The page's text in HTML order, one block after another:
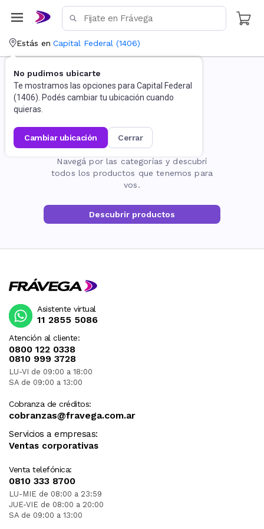
Estás en Capital Federal (1406)
No pudimos ubicarte
Te mostramos las opciones para Capital Federal
(1406). Podés cambiar tu ubicación cuando
quieras.
cambiar ubicación cerrar
La página no existe
Navegá por las categorías y descubrí
todos los productos que tenemos para
vos.
Descubrir productos
Atención al cliente:
0800 122 0338
0810 999 3728
LU-VI de 09:00 a 18:00
SA de 09:00 a 13:00
Cobranza de créditos:
cobranzas@fravega.com.ar
Servicios a empresas:
Ventas corporativas
Venta telefónica:
0810 333 8700
LU-MIE de 08:00 a 23:59
JUE-VIE de 08:00 a 20:00
SA de 09:00 a 13:00
Asistente virtual
11 2855 5086